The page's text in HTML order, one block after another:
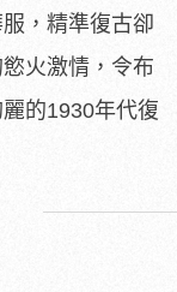
，精準復古卻
火激情， 令布
的1930年代復